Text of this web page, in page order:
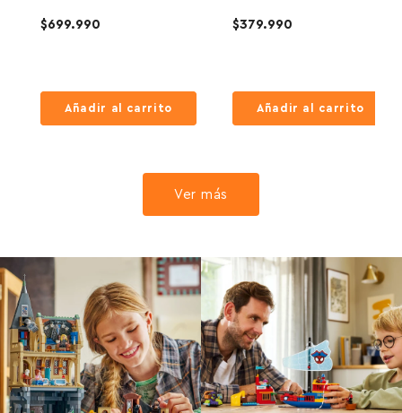
$699.990
Añadir al carrito
$379.990
Añadir al carrito
Ver más